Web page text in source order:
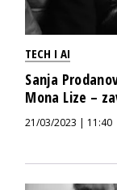
TECH I AI
Sanja
Mona Lize –
21/03/2023 | 11:40